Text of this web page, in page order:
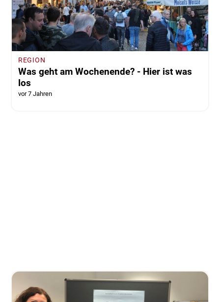
REGION
Was geht am Wochenende? - Hier ist was
los
vor 7 Jahren